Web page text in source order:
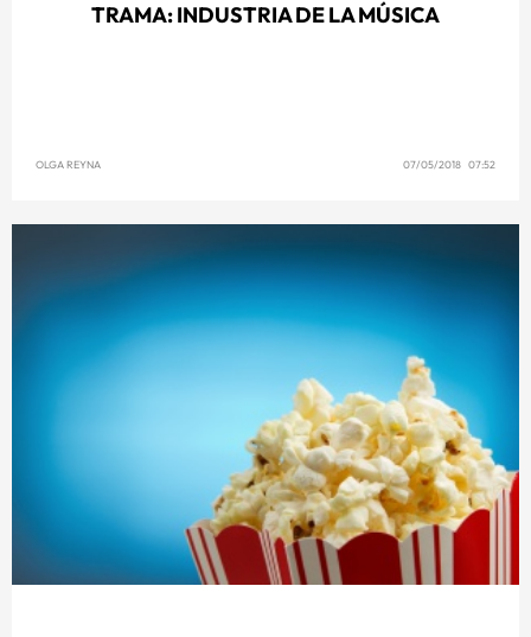
TRAMA: INDUSTRIA DE LA MÚSICA
OLGA REYNA 07/05/2018 07:52